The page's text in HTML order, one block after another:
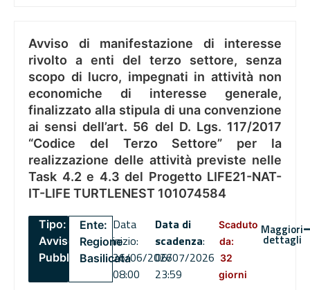
Avviso di manifestazione di interesse
rivolto a enti del terzo settore, senza
scopo di lucro, impegnati in attività non
economiche di interesse generale,
finalizzato alla stipula di una convenzione
ai sensi dell’art. 56 del D. Lgs. 117/2017
“Codice del Terzo Settore” per la
realizzazione delle attività previste nelle
Task 4.2 e 4.3 del Progetto LIFE21-NAT-
IT-LIFE TURTLENEST 101074584
Tipo:
Avviso
Pubblico
Ente:
Regione
Basilicata
Data
inizio:
26/06/2026
08:00
Data di
scadenza:
06/07/2026
23:59
Scaduto
da:
32
giorni
Maggiori
dettagli